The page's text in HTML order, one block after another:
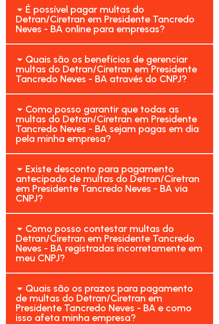
É possível pagar multas do
Detran/Ciretran em Presidente Tancredo
Neves - BA online para empresas?
Quais são os benefícios de gerenciar
multas do Detran/Ciretran em Presidente
Tancredo Neves - BA através do CNPJ?
Como posso garantir que todas as
multas do Detran/Ciretran em Presidente
Tancredo Neves - BA sejam pagas em dia
pela minha empresa?
Existe desconto para pagamento
antecipado de multas do Detran/Ciretran
em Presidente Tancredo Neves - BA via
CNPJ?
Como posso contestar multas do
Detran/Ciretran em Presidente Tancredo
Neves - BA registradas incorretamente em
meu CNPJ?
Quais são os prazos para pagamento
de multas do Detran/Ciretran em
Presidente Tancredo Neves - BA e como
isso afeta minha empresa?